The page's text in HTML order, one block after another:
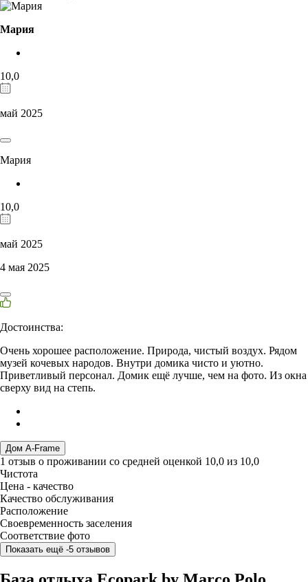
Мария
10,0
май 2025
Мария
10,0
май 2025
4 мая 2025
Достоинства:
Очень хорошее расположение. Природа, чистый воздух. Рядом
музей кочевых народов. Внутри домика чисто и уютно.
Приветливый персонал. Домик ещё лучше, чем на фото. Из окна
сверху вид на степь.
Дом A-Frame
1 отзыв о проживании со средней оценкой 10,0 из 10,0
Чистота
Цена - качество
Качество обслуживания
Расположение
Своевременность заселения
Соответствие фото
Показать ещё -5 отзывов